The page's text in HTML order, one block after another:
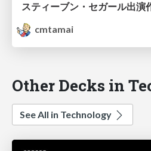
cmtamai
Other Decks in
See All in Technology